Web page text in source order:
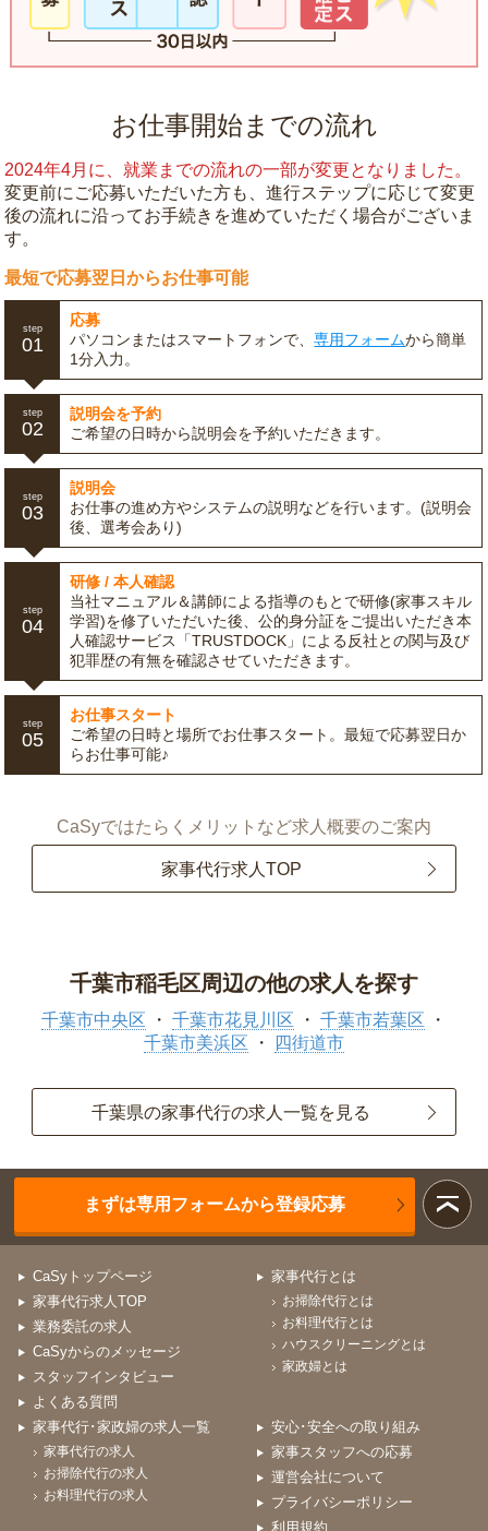
お仕事開始までの流れ
2024年4月に、就業までの流れの一部が変更となりました。
変更前にご応募いただいた方も、進行ステップに応じて変更
後の流れに沿ってお手続きを進めていただく場合がございま
す。
最短で応募翌日からお仕事可能
step
01
応募
パソコンまたはスマートフォンで、専用フォームから簡単
1分入力。
step
02
説明会を予約
ご希望の日時から説明会を予約いただきます。
step
03
説明会
お仕事の進め方やシステムの説明などを行います。(説明会
後、選考会あり)
step
04
研修 / 本人確認
当社マニュアル＆講師による指導のもとで研修(家事スキル
学習)を修了いただいた後、公的身分証をご提出いただき本
人確認サービス「TRUSTDOCK」による反社との関与及び
犯罪歴の有無を確認させていただきます。
step
05
お仕事スタート
ご希望の日時と場所でお仕事スタート。最短で応募翌日か
らお仕事可能♪
CaSyではたらくメリットなど求人概要のご案内
家事代行求人TOP
千葉市稲毛区周辺の他の求人を探す
千葉市中央区 千葉市花見川区
千葉市若葉区
千葉市美浜区
四街道市
千葉県の家事代行の求人一覧を見る
まずは専用フォームから登録応募
CaSyトップページ
家事代行求人TOP
業務委託の求人
CaSyからのメッセージ
スタッフインタビュー
よくある質問
家事代行とは
お掃除代行とは
お料理代行とは
ハウスクリーニングとは
家政婦とは
家事代行･家政婦の求人一覧
家事代行の求人
お掃除代行の求人
お料理代行の求人
安心･安全への取り組み
家事スタッフへの応募
運営会社について
プライバシーポリシー
利用規約